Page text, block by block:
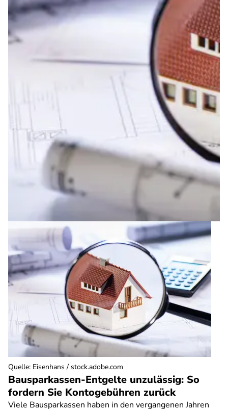
Bausparkassen-Entgelte unzulässig: So
fordern Sie Kontogebühren zurück
Viele Bausparkassen haben in den vergangenen Jahren
Quelle: Eisenhans / stock.adobe.com